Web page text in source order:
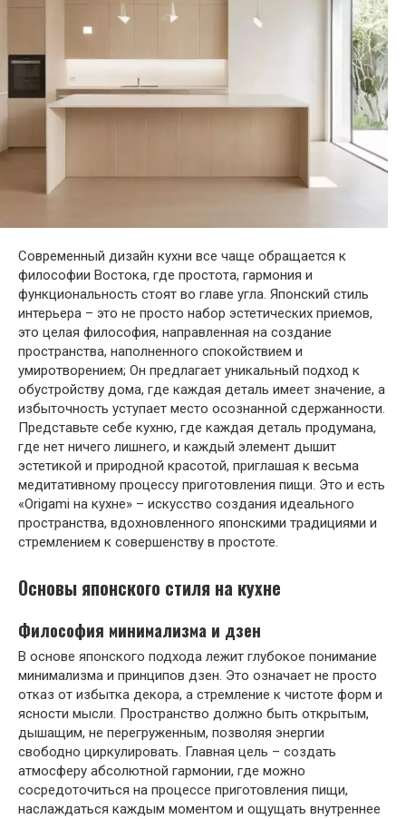
Современный дизайн кухни все чаще обращается к
философии Востока, где простота, гармония и
функциональность стоят во главе угла. Японский стиль
интерьера – это не просто набор эстетических приемов,
это целая философия, направленная на создание
пространства, наполненного спокойствием и
умиротворением; Он предлагает уникальный подход к
обустройству дома, где каждая деталь имеет значение, а
избыточность уступает место осознанной сдержанности.
Представьте себе кухню, где каждая деталь продумана,
где нет ничего лишнего, и каждый элемент дышит
эстетикой и природной красотой, приглашая к весьма
медитативному процессу приготовления пищи. Это и есть
«Origami на кухне» – искусство создания идеального
пространства, вдохновленного японскими традициями и
стремлением к совершенству в простоте.
Основы японского стиля на кухне
Философия минимализма и дзен
В основе японского подхода лежит глубокое понимание
минимализма и принципов дзен. Это означает не просто
отказ от избытка декора, а стремление к чистоте форм и
ясности мысли. Пространство должно быть открытым,
дышащим, не перегруженным, позволяя энергии
свободно циркулировать. Главная цель – создать
атмосферу абсолютной гармонии, где можно
сосредоточиться на процессе приготовления пищи,
наслаждаться каждым моментом и ощущать внутреннее